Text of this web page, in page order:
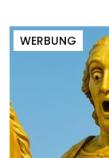
WERBUNG